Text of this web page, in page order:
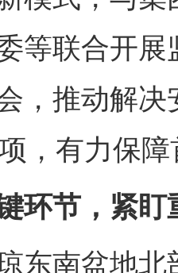
等联合开
，推动解
，有力保
节，紧盯
南盆地北